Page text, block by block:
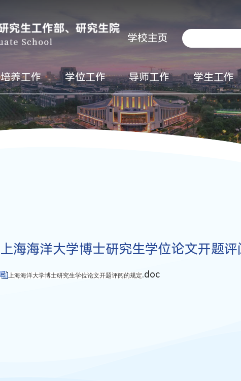
学校主页
培养工作 学位工作 导师工作 学生工作
上海海洋大学博士研究生学位论文开题
上海海洋大学博士研究生学位论文开题评阅的规定.doc